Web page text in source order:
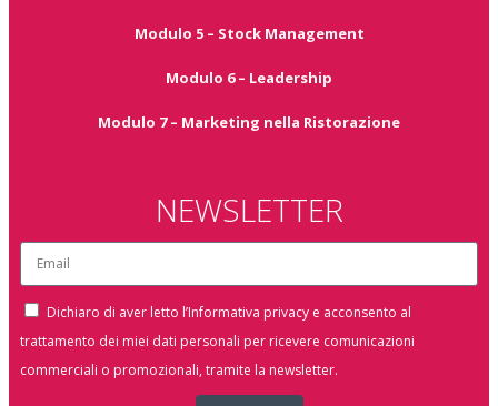
Modulo 5 – Stock Management
Modulo 6 – Leadership
Modulo 7 – Marketing nella Ristorazione
NEWSLETTER
Dichiaro di aver letto l’Informativa privacy e acconsento al
trattamento dei miei dati personali per ricevere comunicazioni
commerciali o promozionali, tramite la newsletter.